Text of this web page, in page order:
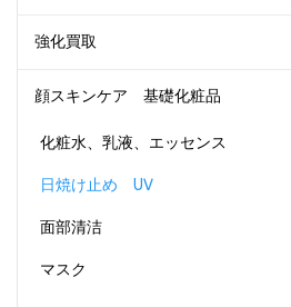
強化買取
顔スキンケア 基礎化粧品
化粧水、乳液、エッセンス
日焼け止め UV
面部清洁
マスク